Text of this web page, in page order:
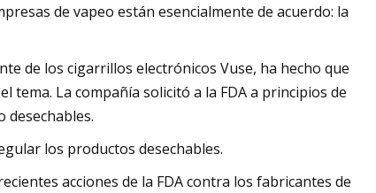
de vapeo están esencialmente de acuerdo: la
de los cigarrillos electrónicos Vuse, ha hecho que
La compañía solicitó a la FDA a principios de
desechables.
los productos desechables.
acciones de la FDA contra los fabricantes de